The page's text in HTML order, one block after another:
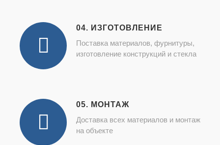
04. ИЗГОТОВЛЕНИЕ
Поставка материалов, фурнитуры,
изготовление конструкций и стекла
05. МОНТАЖ
Доставка всех материалов и монтаж
на объекте